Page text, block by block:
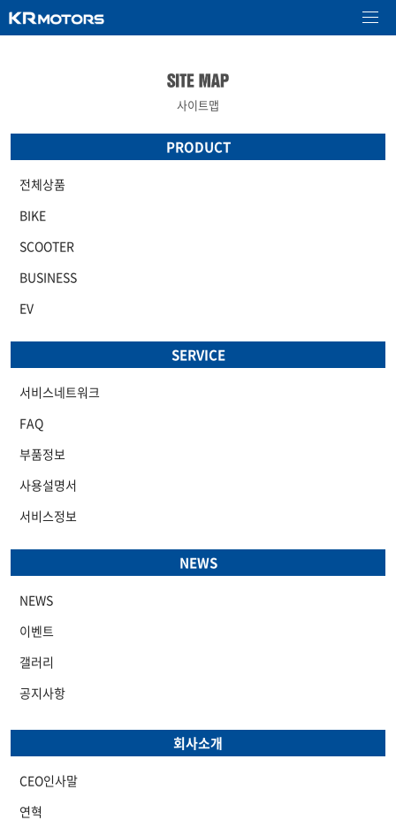
사이트맵
PRODUCT
전체상품
BIKE
SCOOTER
BUSINESS
EV
SERVICE
서비스네트워크
FAQ
부품정보
사용설명서
서비스정보
NEWS
NEWS
이벤트
갤러리
공지사항
회사소개
CEO인사말
연혁